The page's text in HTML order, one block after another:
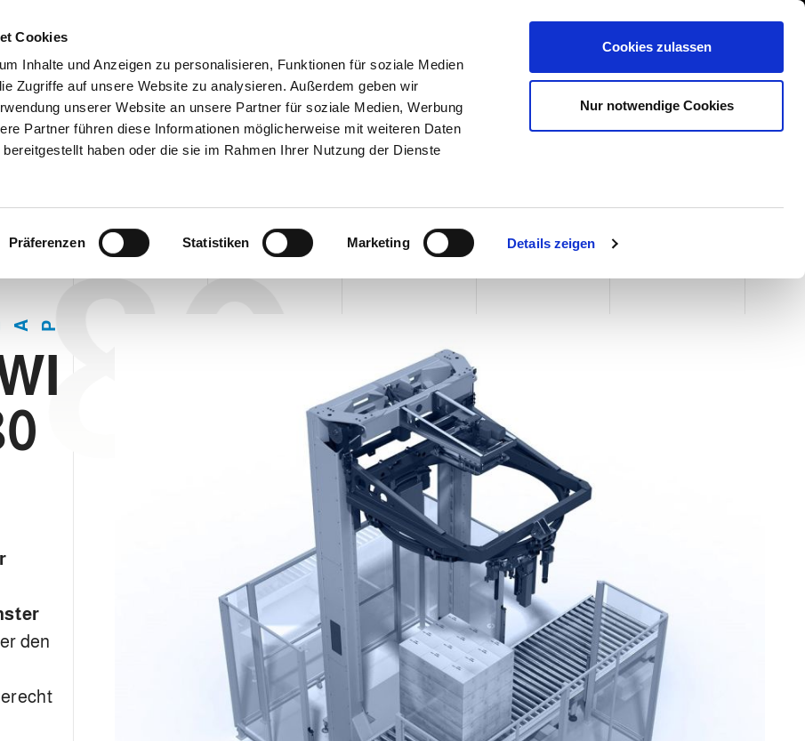
Cookies
Inhalte und Anzeigen zu personalisieren, Funktionen für soziale Medien
Zugriffe auf unsere Website zu analysieren. Außerdem geben wir
unserer Website an unsere Partner für soziale Medien, Werbung
Partner führen diese Informationen möglicherweise mit weiteren Daten
haben oder die sie im Rahmen Ihrer Nutzung der Dienste
Präferenzen Statistiken Marketing Details zeigen
Cookies zulassen
Nur notwendige Cookies
Whistleblowing International/Deutsch
SYSTEMEN VIDEO BLOG CASE HISTORY DIENSTLEISTUNGEN
P
A
den
PF 80 INFORMATIONEN ANFORDERN